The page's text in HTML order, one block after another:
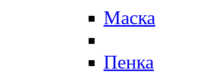
Маска
Пенка